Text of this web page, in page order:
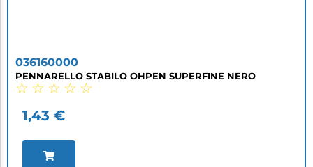
036160000
PENNARELLO STABILO OHPEN SUPERFINE NERO
☆ ☆ ☆ ☆ ☆
1,43 €